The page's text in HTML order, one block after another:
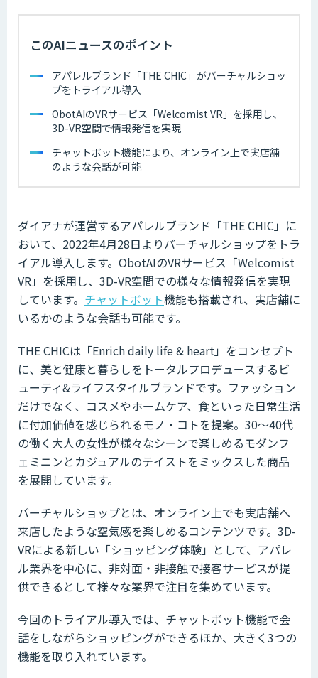
このAIニュースのポイント
アパレルブランド「THE CHIC」がバーチャルショッ
プをトライアル導入
ObotAIのVRサービス「Welcomist VR」を採用し、
3D-VR空間で情報発信を実現
チャットボット機能により、オンライン上で実店舗
のような会話が可能
ダイアナが運営するアパレルブランド「THE CHIC」に
おいて、2022年4月28日よりバーチャルショップをトラ
イアル導入します。ObotAIのVRサービス「Welcomist
VR」を採用し、3D-VR空間での様々な情報発信を実現
しています。 チャットボット機能も搭載され、実店舗に
いるかのような会話も可能です。
THE CHICは「Enrich daily life & heart」をコンセプト
に、美と健康と暮らしをトータルプロデュースするビ
ューティ&ライフスタイルブランドです。ファッション
だけでなく、コスメやホームケア、食といった日常生活
に付加価値を感じられるモノ・コトを提案。30～40代
の働く大人の女性が様々なシーンで楽しめるモダンフ
ェミニンとカジュアルのテイストをミックスした商品
を展開しています。
バーチャルショップとは、オンライン上でも実店舗へ
来店したような空気感を楽しめるコンテンツです。3D-
VRによる新しい「ショッピング体験」として、アパレ
ル業界を中心に、非対面・非接触で接客サービスが提
供できるとして様々な業界で注目を集めています。
今回のトライアル導入では、チャットボット機能で会
話をしながらショッピングができるほか、大きく3つの
機能を取り入れています。